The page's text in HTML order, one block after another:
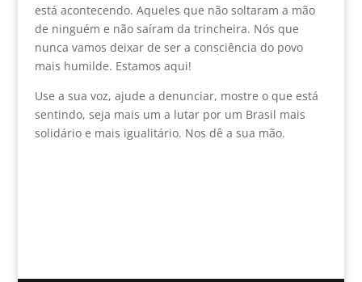
está acontecendo. Aqueles que não soltaram a mão
de ninguém e não saíram da trincheira. Nós que
nunca vamos deixar de ser a consciência do povo
mais humilde. Estamos aqui!
Use a sua voz, ajude a denunciar, mostre o que está
sentindo, seja mais um a lutar por um Brasil mais
solidário e mais igualitário. Nos dê a sua mão.